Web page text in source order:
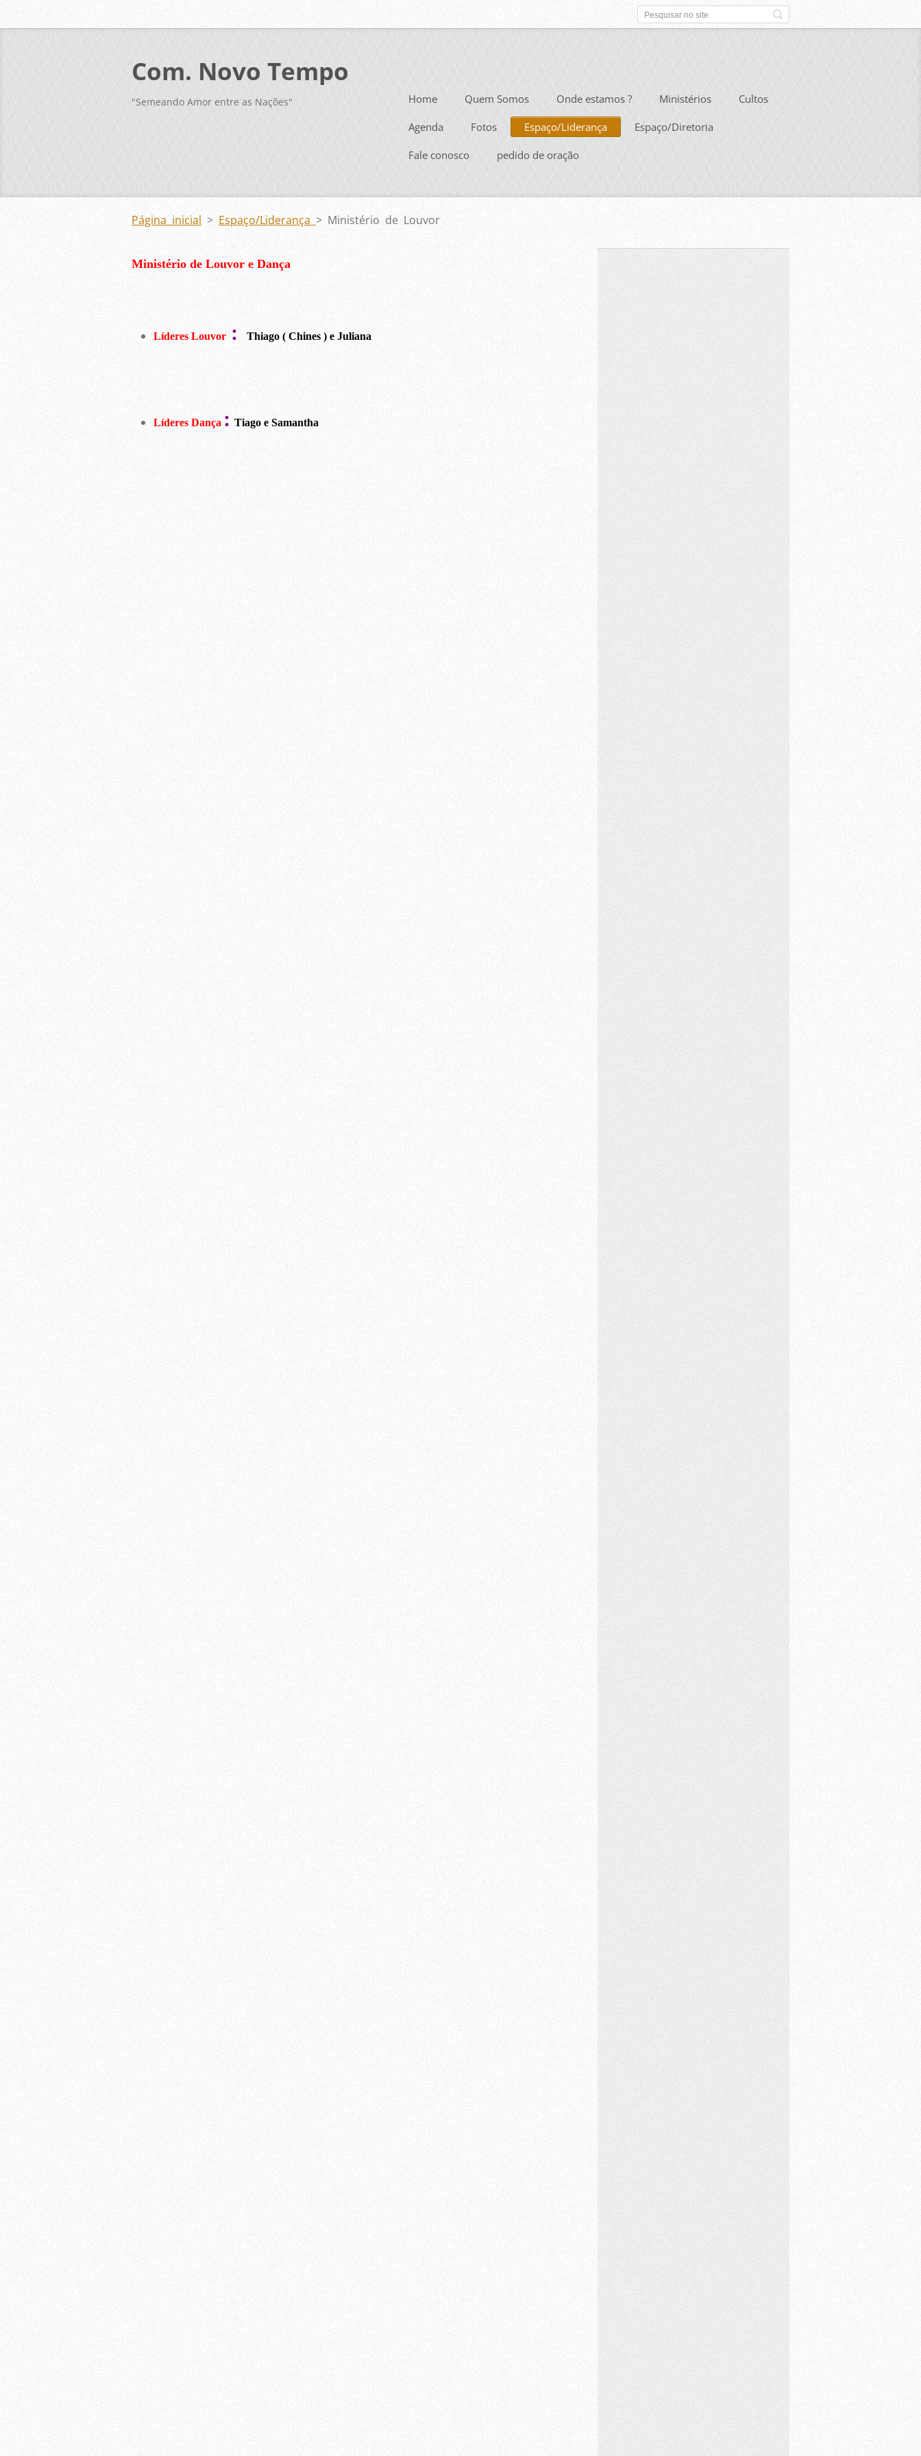
Com. Novo Tempo
"Semeando Amor entre as Nações" Home Quem Somos Onde estamos ? Ministérios Cultos
Agenda Fotos Espaço/Liderança Espaço/Diretoria
Fale conosco pedido de oração
Página inicial > Espaço/Liderança > Ministério de Louvor
Ministério de Louvor e Dança
Líderes Louvor : Thiago ( Chines ) e Juliana
Líderes Dança : Tiago e Samantha